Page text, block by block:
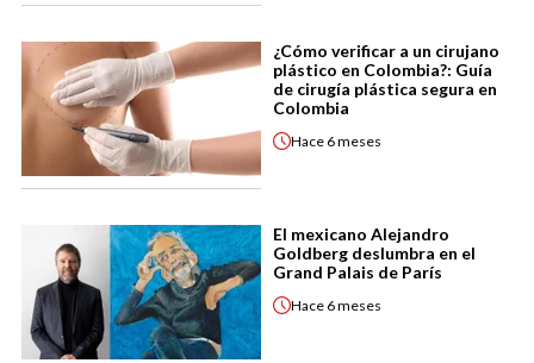
¿Cómo verificar a un cirujano
plástico en Colombia?: Guía
de cirugía plástica segura en
Colombia
Hace 6 meses
El mexicano Alejandro
Goldberg deslumbra en el
Grand Palais de París
Hace 6 meses